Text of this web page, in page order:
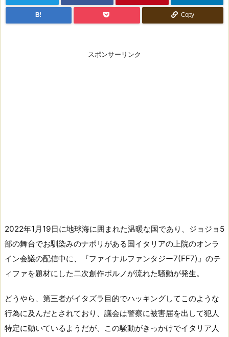
B! Copy
スポンサーリンク
2022年1月19日に地球海に囲まれた温暖な国であり、ジョジョ5
部の舞台でお馴染みのナポリがある国イタリアの上院のオンラ
イン会議の配信中に、『ファイナルファンタジー7(FF7)』のテ
ィファを題材にした二次創作ポルノが流れた騒動が発生。
どうやら、第三者がイタズラ目的でハッキングしてこのような
行為に及んだとされており、議会は警察に被害届を出して犯人
特定に動いているようだが、この騒動がきっかけでイタリア人